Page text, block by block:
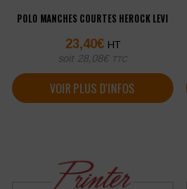
POLO MANCHES COURTES HEROCK LEVI
23,40€ HT
soit 28,08€ TTC
VOIR PLUS D'INFOS